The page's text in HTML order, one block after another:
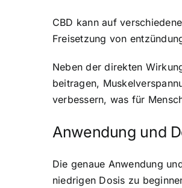
CBD kann auf
Freisetzung von
Neben der direkten
beitragen,
verbessern, was für
Anwendung und
Die genaue Anwendung
niedrigen Dosis zu